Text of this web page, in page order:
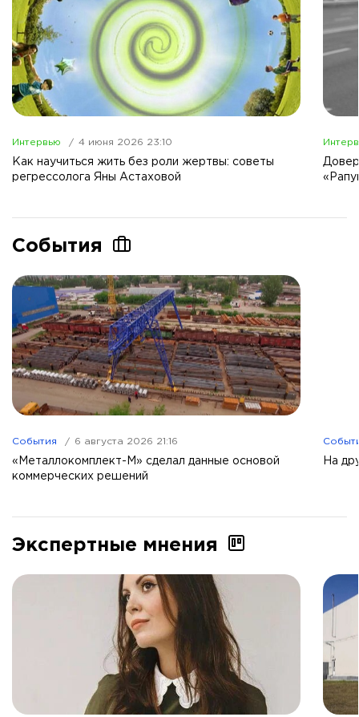
Интервью 4 июня 2026 23:10
Как научиться жить без роли жертвы: советы
регрессолога Яны Астаховой
События
События 6 августа 2026 21:16
«Металлокомплект-М» сделал данные основой
коммерческих решений
На
Экспертные мнения